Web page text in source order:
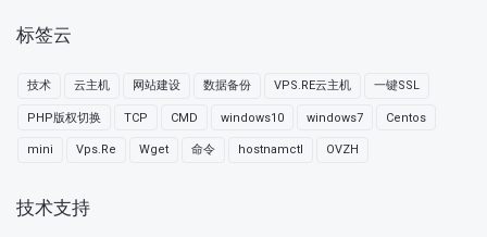
标签云
技术 云主机 网站建设 数据备份 VPS.RE云主机 一键SSL
PHP版权切换 TCP CMD windows10 windows7 Centos
mini Vps.Re Wget 命令 hostnamctl OVZH
技术支持